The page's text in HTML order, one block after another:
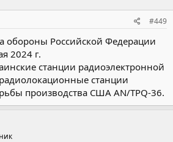
#449
обороны Российской Федерации
2024 г.
станции радиоэлектронной
станции
производства США AN/TPQ-36.